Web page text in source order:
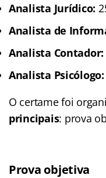
Analista Jurídico:
Analista de
Analista Contador:
Analista Psicólogo:
O certame foi
principais: prova
Prova objetiva